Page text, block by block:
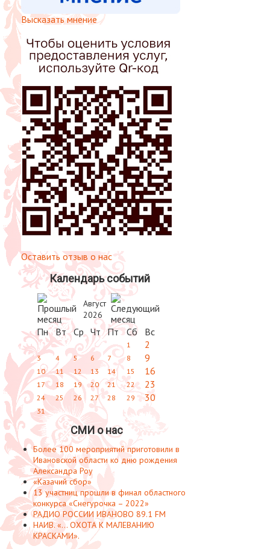
Высказать мнение
Оставить отзыв о нас
Календарь событий
Август
2026
Пн Вт Ср Чт Пт Сб Вс
1 2
3 4 5 6 7 8 9
10 11 12 13 14 15 16
17 18 19 20 21 22 23
24 25 26 27 28 29 30
31
СМИ о нас
Более 100 мероприятий приготовили в
Ивановской области ко дню рождения
Александра Роу
«Казачий сбор»
13 участниц прошли в финал областного
конкурса «Снегурочка – 2022»
РАДИО РОССИИ ИВАНОВО 89.1 FM
НАИВ. «... ОХОТА К МАЛЕВАНИЮ
КРАСКАМИ».